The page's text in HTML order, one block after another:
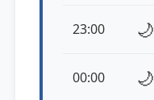
23:00 🌙
00:00 🌙